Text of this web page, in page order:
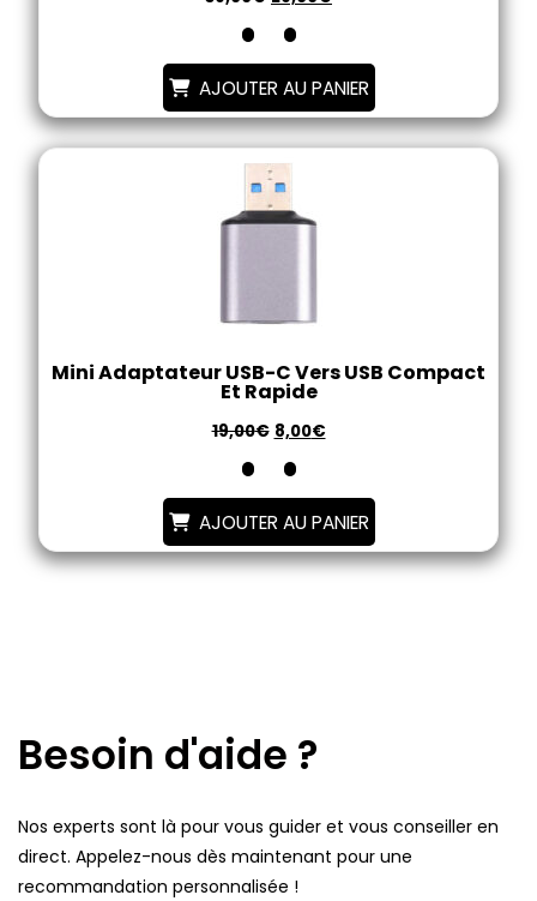
AJOUTER AU PANIER
Mini Adaptateur USB-C Vers USB Compact
Et Rapide
19,00€ 8,00€
AJOUTER AU PANIER
Besoin d'aide ?
Nos experts sont là pour vous guider et vous conseiller en
direct. Appelez-nous dès maintenant pour une
recommandation personnalisée !